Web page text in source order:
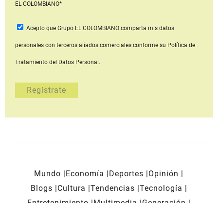
EL COLOMBIANO*
Acepto que Grupo EL COLOMBIANOcomparta mis datos
personales con terceros aliados comerciales conforme su Política de
Tratamiento del Datos Personal.
Mundo Economía Deportes
Opinión
Blogs
Cultura Tendencias Tecnología